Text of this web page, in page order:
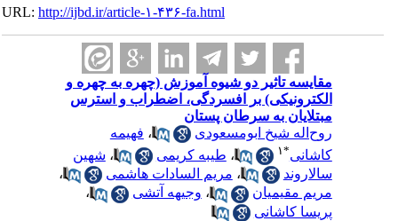
URL:http://ijbd.ir/article-۱-۴۳۶-fa.html
مقایسه تاثیر دو شیوه آموزش (چهره به چهره و
الکترونیکی) بر افسردگی، اضطراب و استرس
مبتلایان به سرطان پستان
روح‌اله شیخ ابومسعودی
،فهیمه
کاشانی
۱ ،طیبه کریمی ،شهین
سالاروند
،مریم السادات هاشمی
،
مریم مقیمیان
،وجیهه آتشی
،
پریسا کاشانی